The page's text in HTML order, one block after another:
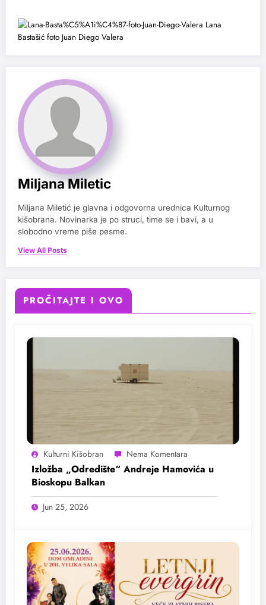
Miljana Miletic
Miljana Miletić je glavna i odgovorna urednica Kulturnog
kišobrana. Novinarka je po struci, time se i bavi, a u
slobodno vreme piše pesme.
View All Posts
PROČITAJTE I OVO
Kulturni Kišobran
Izložba „Odredište“ Andreje Hamovića u
Bioskopu Balkan
Jun 25, 2026